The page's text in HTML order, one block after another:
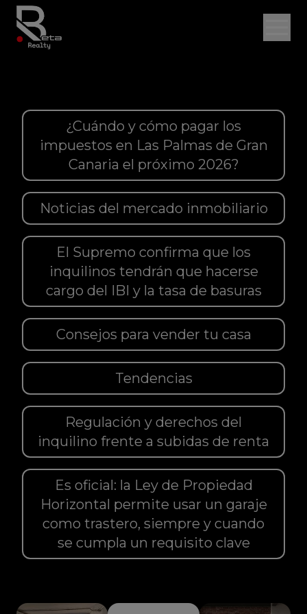
¿Cuándo y cómo pagar los
impuestos en Las Palmas de Gran
Canaria el próximo 2026?
Noticias del mercado inmobiliario
El Supremo confirma que los
inquilinos tendrán que hacerse
cargo del IBI y la tasa de basuras
Consejos para vender tu casa
Tendencias
Regulación y derechos del
inquilino frente a subidas de renta
Es oficial: la Ley de Propiedad
Horizontal permite usar un garaje
como trastero, siempre y cuando
se cumpla un requisito clave